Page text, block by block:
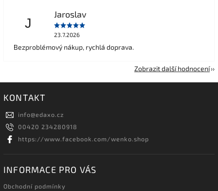
J
Jaroslav
23.7.2026
Bezproblémový nákup, rychlá doprava.
Zobrazit další hodnocení
KONTAKT
info@edaxo.cz
00420 234280918
https://www.facebook.com/wenko.shop
INFORMACE PRO VÁS
Obchodní podmínky